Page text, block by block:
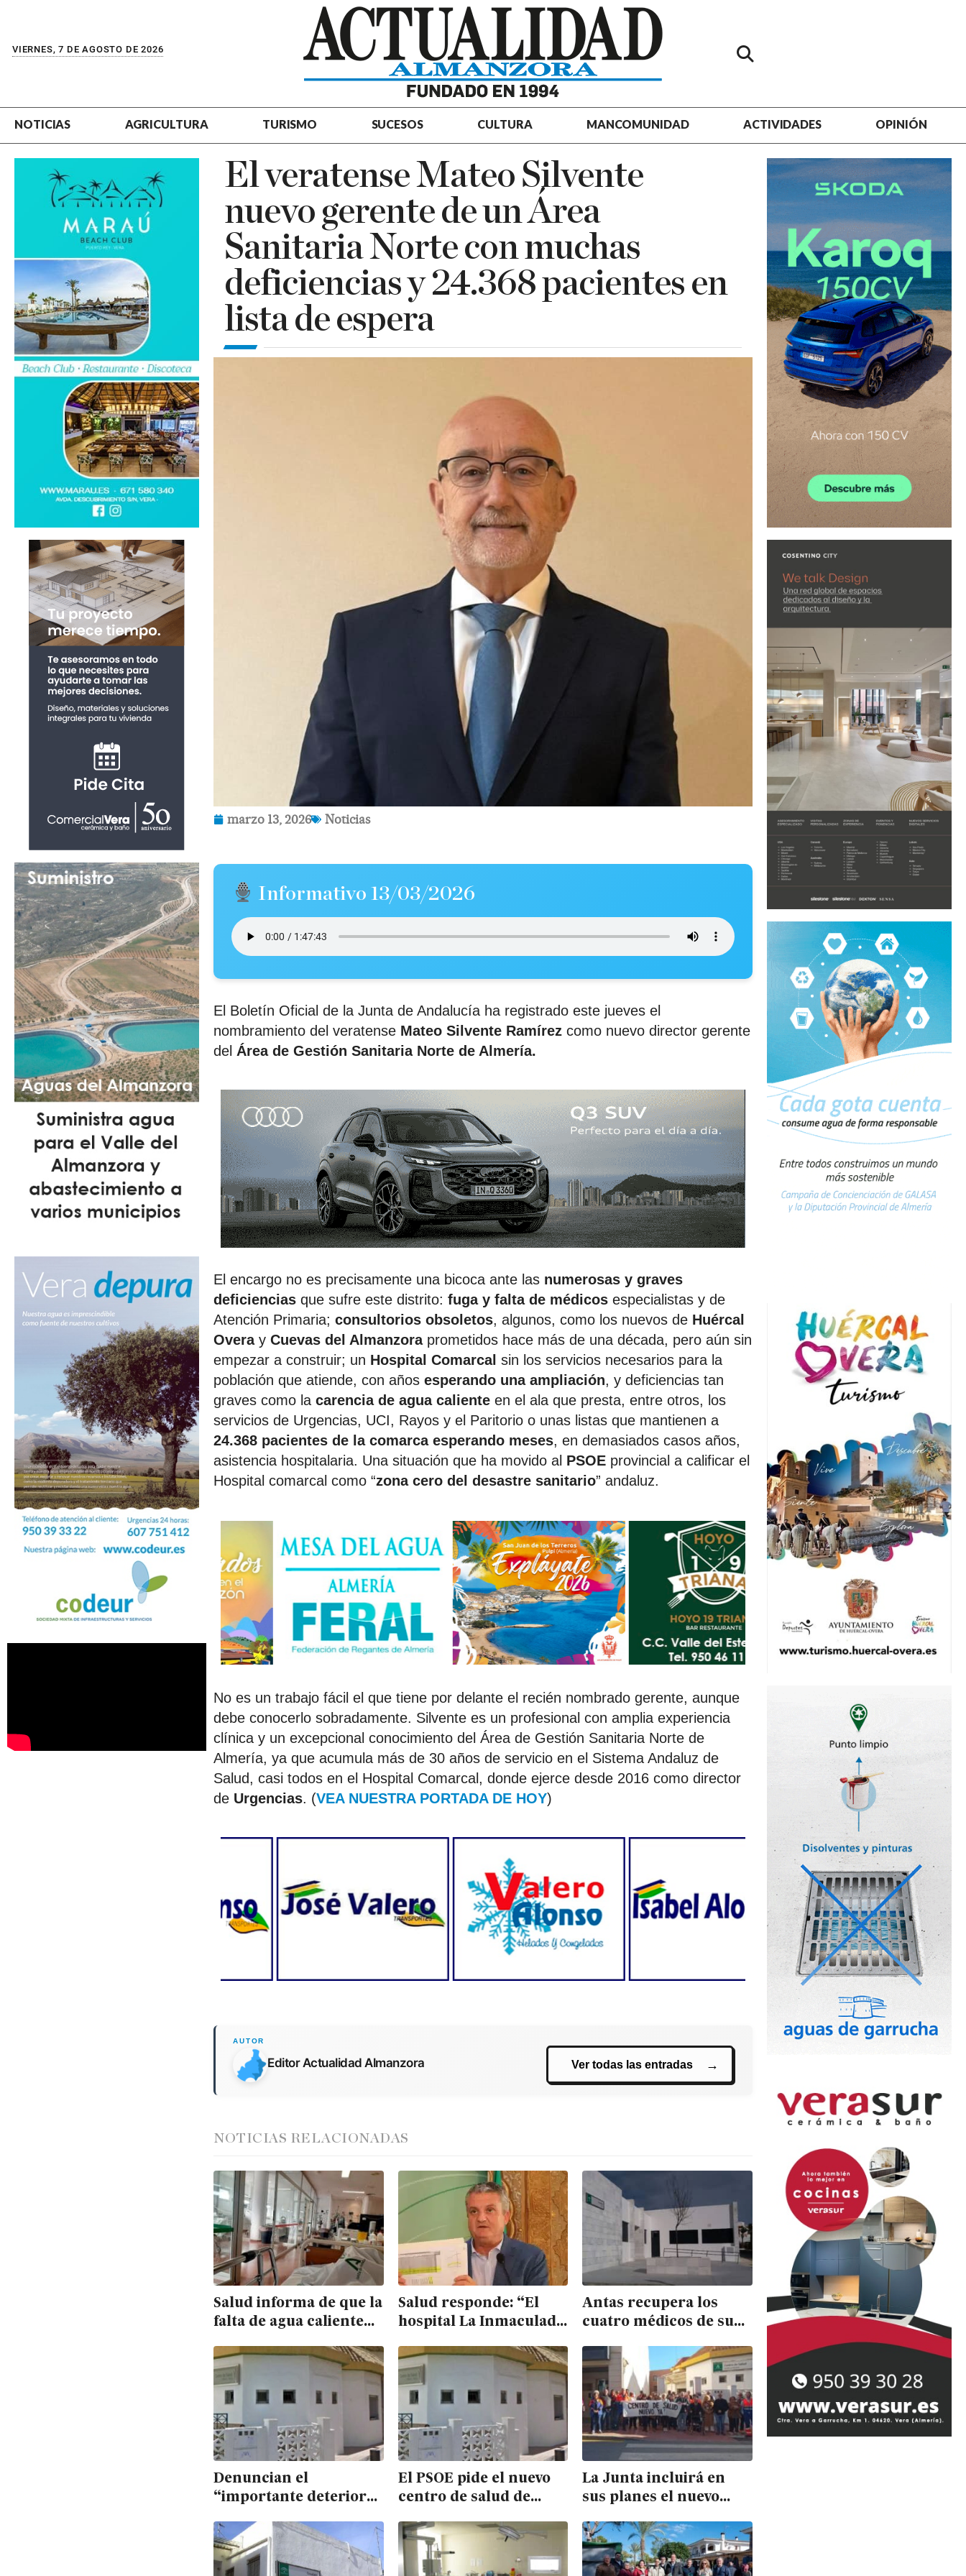
VIERNES, 7 DE AGOSTO DE 2026
NOTICIAS AGRICULTURA TURISMO SUCESOS CULTURA MANCOMUNIDAD ACTIVIDADES OPINIÓN
El veratense Mateo Silvente
nuevo gerente de un Área
Sanitaria Norte con muchas
deficiencias y 24.368 pacientes en
lista de espera
marzo 13, 2026 Noticias
Informativo 13/03/2026
El Boletín Oficial de la Junta de Andalucía ha registrado este jueves el
nombramiento del veratense Mateo Silvente Ramírez como nuevo director gerente
del Área de Gestión Sanitaria Norte de Almería.
El encargo no es precisamente una bicoca ante las numerosas y graves
deficiencias que sufre este distrito:fuga y falta de médicos especialistas y de
Atención Primaria;consultorios obsoletos, algunos, como los nuevos de Huércal
OverayCuevas del Almanzora prometidos hace más de una década, pero aún sin
empezar a construir; un Hospital Comarcalsin los servicios necesarios para la
población que atiende, con añosesperando una ampliación, y deficiencias tan
graves como lacarencia de agua caliente en el ala que presta, entre otros, los
servicios de Urgencias, UCI, Rayos y el Paritorio o unas listas que mantienen a
24.368 pacientes de la comarca esperando meses, en demasiados casos años,
asistencia hospitalaria. Una situación que ha movido al PSOE provincial a calificar el
Hospital comarcal como “zona cero del desastre sanitario” andaluz.
No es un trabajo fácil el que tiene por delante el recién nombrado gerente, aunque
debe conocerlo sobradamente. Silvente es un profesional con amplia experiencia
clínica y un excepcional conocimiento del Área de Gestión Sanitaria Norte de
Almería, ya que acumula más de 30 años de servicio en el Sistema Andaluz de
Salud, casi todos en el Hospital Comarcal, donde ejerce desde 2016 como director
de Urgencias. (VEA NUESTRA PORTADA DE HOY)
Editor Actualidad Almanzora Ver todas las entradas
NOTICIAS RELACIONADAS
Salud informa de que la
falta de agua caliente
años “no ha afectado a
los pacientes”
Salud responde: “El
hospital La Inmaculada
cero de colapso
sanitario”
Antas recupera los
cuatro médicos de su
varias semanas de
carencias
Denuncian el
“importante deterioro”
de Huércal Overa y
Cuevas del Almanzora
El PSOE pide el nuevo
centro de salud de
Junta defiende las
mejoras en el actual
La Junta incluirá en
sus planes el nuevo
Huércal Overa 20 años
después de prometerlo